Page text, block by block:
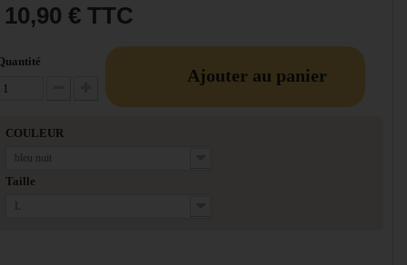
10,90 € TTC
Diminuer la quantité
Augmenter la quantité
Ajouter au panier
COULEUR
bleu nuit
Taille
L